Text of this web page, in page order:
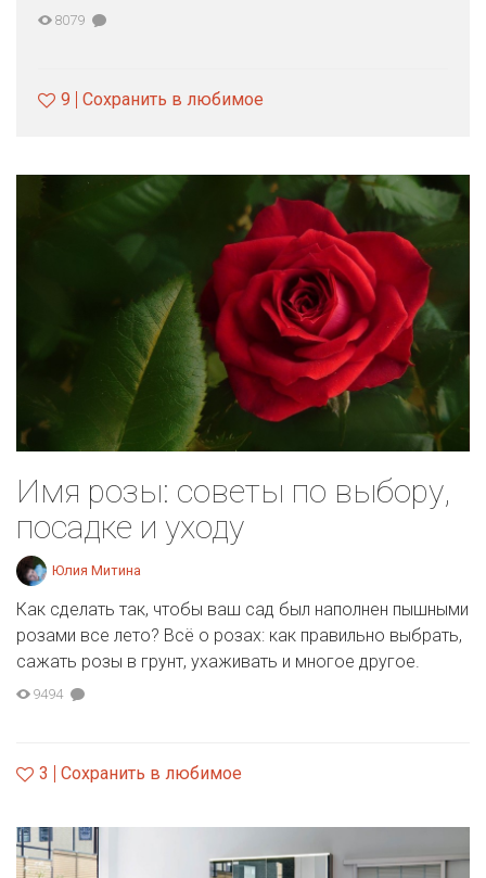
8079
9 Сохранить в любимое
Имя розы: советы по выбору,
посадке и уходу
Юлия Митина
Как сделать так, чтобы ваш сад был наполнен пышными
розами все лето? Всё о розах: как правильно выбрать,
сажать розы в грунт, ухаживать и многое другое.
9494
3 Сохранить в любимое